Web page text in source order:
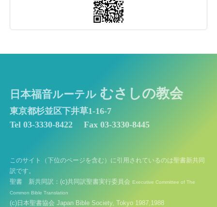
日本福音ルーテル むさしの教会
東京都杉並区下井草1-16-7
Tel 03-3330-8422
Fax 03-3330-8445
このサイト（下位のページを含む）に引用されているのは聖書新共同
訳です。
聖書 新共同訳：(c)共同訳聖書実行委員会 Executive Committee of The
Common Bible Translation
(c)日本聖書協会 Japan Bible Society, Tokyo 1987,1988